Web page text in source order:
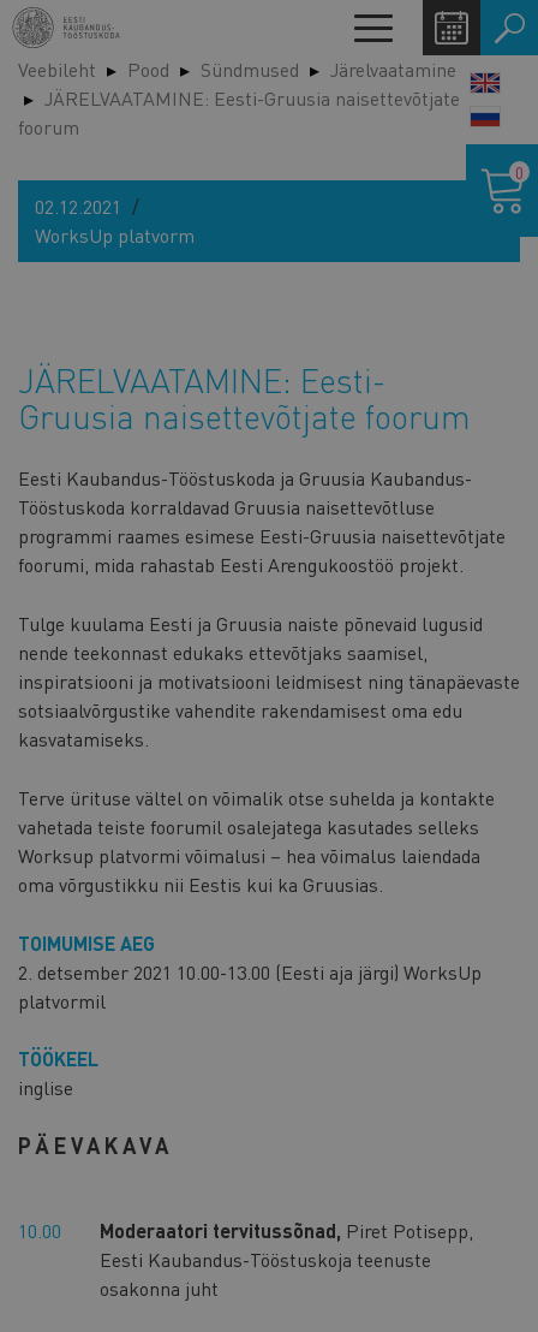
Liigu
edasi
põhisisu
juurde
Toggle
navigation
Veebileht Pood Sündmused
Järelvaatamine
JÄRELVAATAMINE: Eesti-Gruusia naisettevõtjate
foorum
02.12.2021
WorksUp platvorm
JÄRELVAATAMINE: Eesti-
Gruusia naisettevõtjate foorum
Eesti Kaubandus-Tööstuskoda ja Gruusia Kaubandus-
Tööstuskoda korraldavad Gruusia naisettevõtluse
programmi raames esimese Eesti-Gruusia naisettevõtjate
foorumi, mida rahastab Eesti Arengukoostöö projekt.
Tulge kuulama Eesti ja Gruusia naiste põnevaid lugusid
nende teekonnast edukaks ettevõtjaks saamisel,
inspiratsiooni ja motivatsiooni leidmisest ning tänapäevaste
sotsiaalvõrgustike vahendite rakendamisest oma edu
kasvatamiseks.
Terve ürituse vältel on võimalik otse suhelda ja kontakte
vahetada teiste foorumil osalejatega kasutades selleks
Worksup platvormi võimalusi – hea võimalus laiendada
oma võrgustikku nii Eestis kui ka Gruusias.
TOIMUMISE AEG
2. detsember 2021 10.00-13.00 (Eesti aja järgi) WorksUp
platvormil
TÖÖKEEL
inglise
PÄEVAKAVA
10.00 Moderaatori tervitussõnad, Piret Potisepp,
Eesti Kaubandus-Tööstuskoja teenuste
osakonna juht
0